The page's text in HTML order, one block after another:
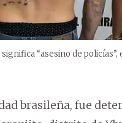
“asesino de policías”,
brasileña, fue